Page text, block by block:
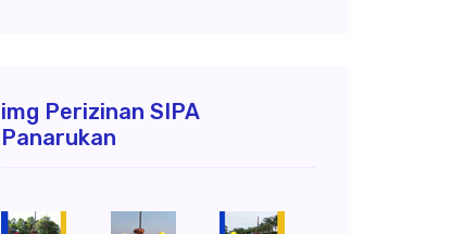
img Perizinan SIPA
Panarukan